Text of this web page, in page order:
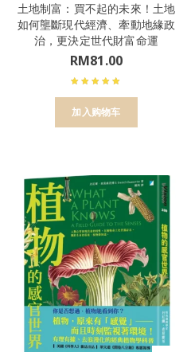
土地制富：買不起的未來！土地
如何壟斷現代經濟、牽動地緣政
治，更決定世代財富命運
RM81.00
加入购物车